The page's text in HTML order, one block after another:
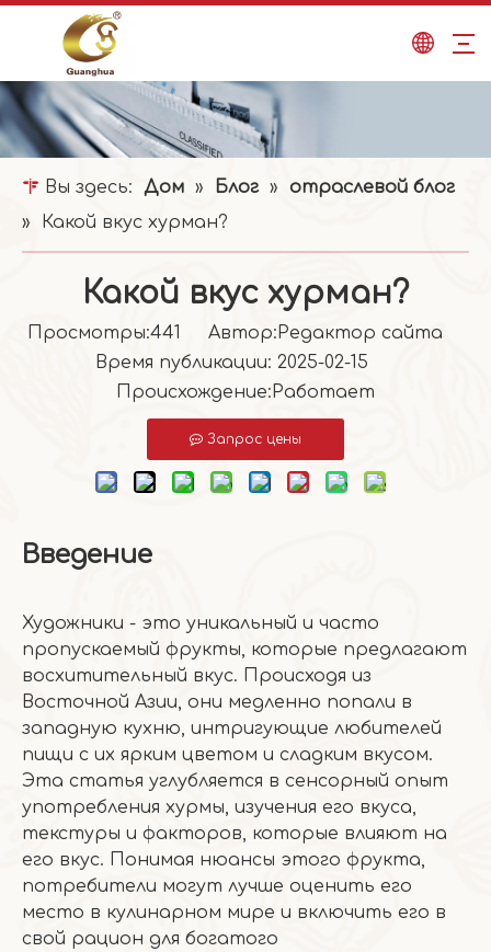
Вы здесь: Дом » Блог »
отраслевой блог
»
Какой вкус хурман?
Какой вкус хурман?
Просмотры:441 Автор:Pедактор сайта
Время публикации: 2025-02-15
Происхождение:Работает
Запрос цены
Введение
Художники - это уникальный и часто
пропускаемый фрукты, которые предлагают
восхитительный вкус. Происходя из
Восточной Азии, они медленно попали в
западную кухню, интригующие любителей
пищи с их ярким цветом и сладким вкусом.
Эта статья углубляется в сенсорный опыт
употребления хурмы, изучения его вкуса,
текстуры и факторов, которые влияют на
его вкус. Понимая нюансы этого фрукта,
потребители могут лучше оценить его
место в кулинарном мире и включить его в
свой рацион для богатого